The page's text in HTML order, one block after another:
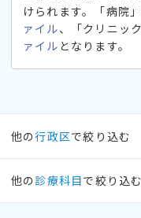
けられます。「病院
ァイル、「クリニッ
ァイル となります。
他の行政区で絞り込む
他の 診療科目で絞り込む